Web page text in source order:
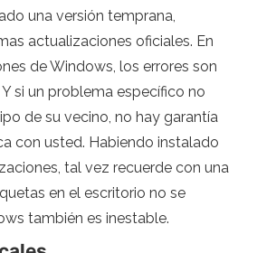
una versión temprana,
actualizaciones oficiales. En
de Windows, los errores son
si un problema específico no
de su vecino, no hay garantía
con usted. Habiendo instalado
tal vez recuerde con una
en el escritorio no se
también es inestable.